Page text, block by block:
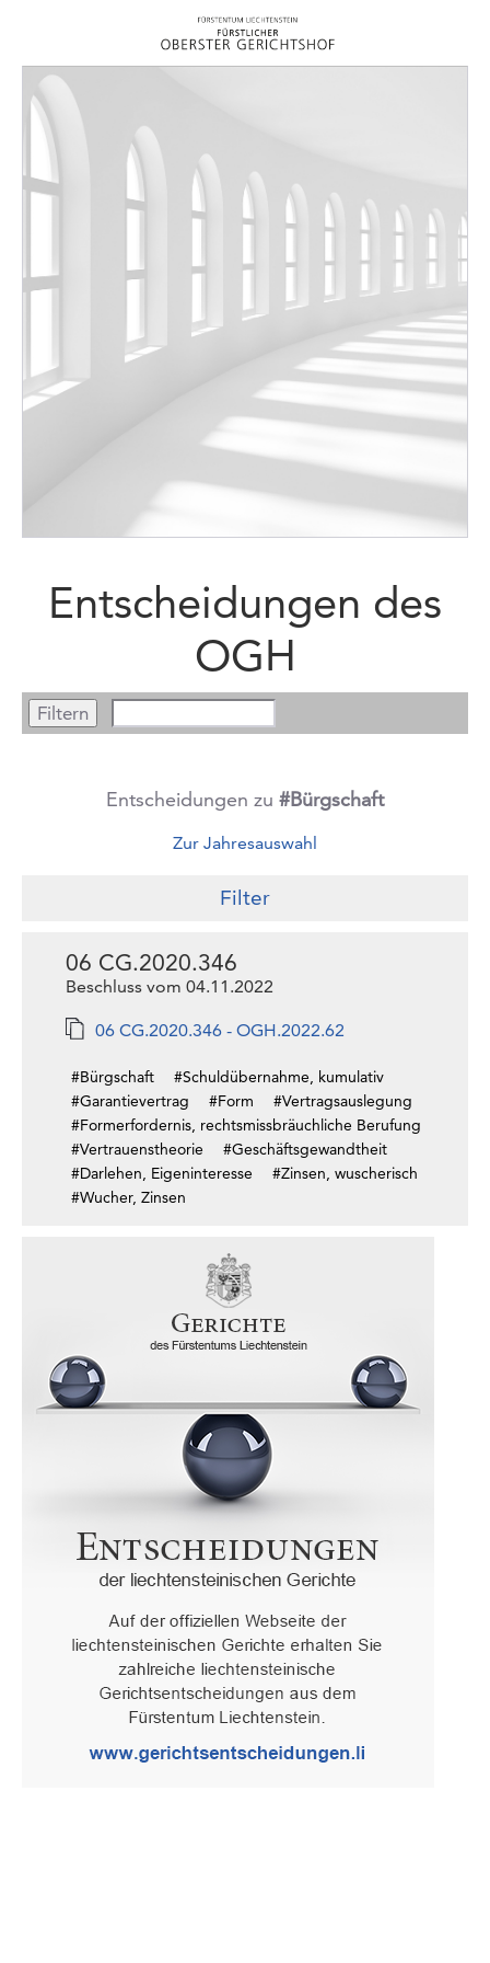
Entscheidungen des
OGH
Entscheidungen zu #Bürgschaft
Zur Jahresauswahl
Filter
06 CG.2020.346
Beschluss vom 04.11.2022
06 CG.2020.346 - OGH.2022.62
#Bürgschaft
#Schuldübernahme, kumulativ
#Garantievertrag
#Form
#Vertragsauslegung
#Formerfordernis, rechtsmissbräuchliche Berufung
#Vertrauenstheorie
#Geschäftsgewandtheit
#Darlehen, Eigeninteresse
#Zinsen, wuscherisch
#Wucher, Zinsen